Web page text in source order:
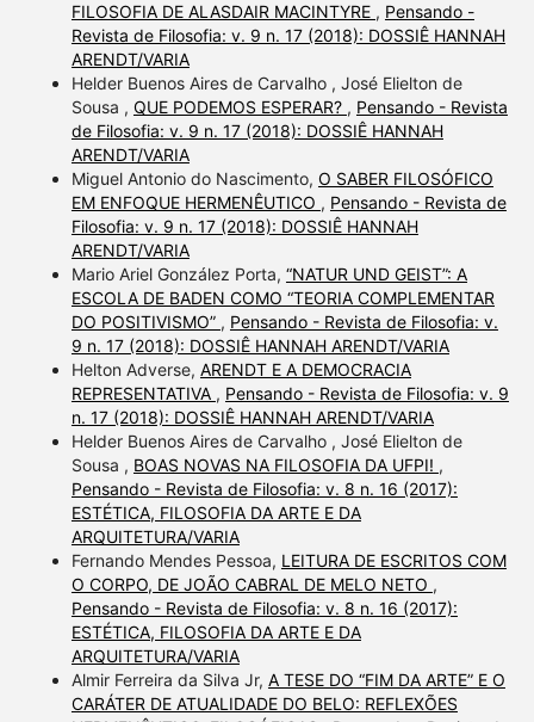
FILOSOFIA DE ALASDAIR MACINTYRE , Pensando -
Revista de Filosofia: v. 9 n. 17 (2018): DOSSIÊ HANNAH
ARENDT/VARIA
Helder Buenos Aires de Carvalho , José Elielton de
Sousa , QUE PODEMOS ESPERAR? , Pensando - Revista
de Filosofia: v. 9 n. 17 (2018): DOSSIÊ HANNAH
ARENDT/VARIA
Miguel Antonio do Nascimento, O SABER FILOSÓFICO
EM ENFOQUE HERMENÊUTICO , Pensando - Revista de
Filosofia: v. 9 n. 17 (2018): DOSSIÊ HANNAH
ARENDT/VARIA
Mario Ariel González Porta, “NATUR UND GEIST”: A
ESCOLA DE BADEN COMO “TEORIA COMPLEMENTAR
DO POSITIVISMO” , Pensando - Revista de Filosofia: v.
9 n. 17 (2018): DOSSIÊ HANNAH ARENDT/VARIA
Helton Adverse, ARENDT E A DEMOCRACIA
REPRESENTATIVA , Pensando - Revista de Filosofia: v. 9
n. 17 (2018): DOSSIÊ HANNAH ARENDT/VARIA
Helder Buenos Aires de Carvalho , José Elielton de
Sousa , BOAS NOVAS NA FILOSOFIA DA UFPI! ,
Pensando - Revista de Filosofia: v. 8 n. 16 (2017):
ESTÉTICA, FILOSOFIA DA ARTE E DA
ARQUITETURA/VARIA
Fernando Mendes Pessoa, LEITURA DE ESCRITOS COM
O CORPO, DE JOÃO CABRAL DE MELO NETO ,
Pensando - Revista de Filosofia: v. 8 n. 16 (2017):
ESTÉTICA, FILOSOFIA DA ARTE E DA
ARQUITETURA/VARIA
Almir Ferreira da Silva Jr, A TESE DO “FIM DA ARTE” E O
CARÁTER DE ATUALIDADE DO BELO: REFLEXÕES